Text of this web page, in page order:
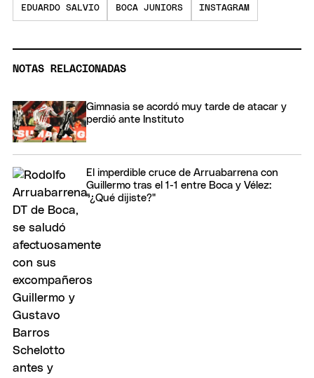
EDUARDO SALVIO BOCA JUNIORS INSTAGRAM
NOTAS RELACIONADAS
Gimnasia se acordó muy tarde de atacar y
perdió ante Instituto
El imperdible cruce de Arruabarrena con
Guillermo tras el 1-1 entre Boca y Vélez:
"¿Qué dijiste?"